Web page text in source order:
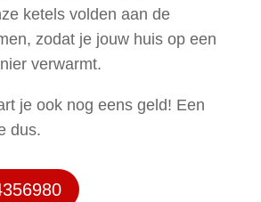
ketels volden aan de
zodat je jouw huis op een
verwarmt.
je ook nog eens geld! Een
dus.